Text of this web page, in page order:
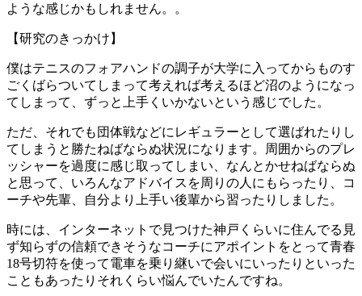
ような感じかもしれません。。
【研究のきっかけ】
僕はテニスのフォアハンドの調子が大学に入ってからものす
ごくばらついてしまって考えれば考えるほど沼のようになっ
てしまって、ずっと上手くいかないという感じでした。
ただ、それでも団体戦などにレギュラーとして選ばれたりし
てしまうと勝たねばならぬ状況になります。周囲からのプレ
ッシャーを過度に感じ取ってしまい、なんとかせねばならぬ
と思って、いろんなアドバイスを周りの人にもらったり、コ
ーチや先輩、自分より上手い後輩から習ったりしました。
時には、インターネットで見つけた神戸くらいに住んでる見
ず知らずの信頼できそうなコーチにアポイントをとって青春
18号切符を使って電車を乗り継いで会いにいったりといった
こともあったりそれくらい悩んでいたんですね。